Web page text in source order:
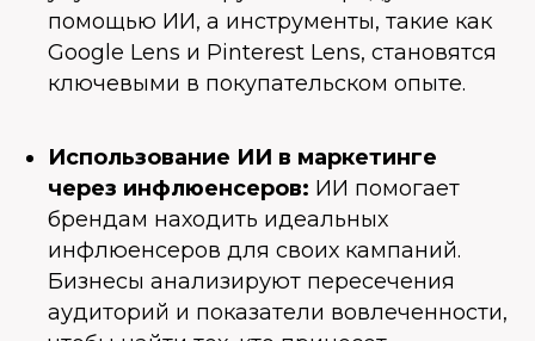
помощью ИИ, а инструменты, такие как
Google Lens и Pinterest Lens, становятся
ключевыми в покупательском опыте.
Использование ИИ в маркетинге
через инфлюенсеров: ИИ помогает
брендам находить идеальных
инфлюенсеров для своих кампаний.
Бизнесы анализируют пересечения
аудиторий и показатели вовлеченности,